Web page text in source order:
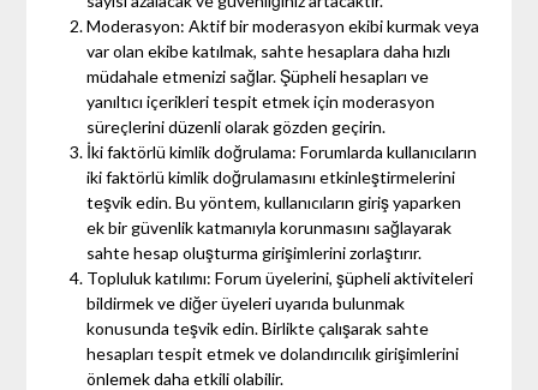
Moderasyon: Aktif bir moderasyon ekibi kurmak veya
var olan ekibe katılmak, sahte hesaplara daha hızlı
müdahale etmenizi sağlar. Şüpheli hesapları ve
yanıltıcı içerikleri tespit etmek için moderasyon
süreçlerini düzenli olarak gözden geçirin.
İki faktörlü kimlik doğrulama: Forumlarda kullanıcıların
iki faktörlü kimlik doğrulamasını etkinleştirmelerini
teşvik edin. Bu yöntem, kullanıcıların giriş yaparken
ek bir güvenlik katmanıyla korunmasını sağlayarak
sahte hesap oluşturma girişimlerini zorlaştırır.
Topluluk katılımı: Forum üyelerini, şüpheli aktiviteleri
bildirmek ve diğer üyeleri uyarıda bulunmak
konusunda teşvik edin. Birlikte çalışarak sahte
hesapları tespit etmek ve dolandırıcılık girişimlerini
önlemek daha etkili olabilir.